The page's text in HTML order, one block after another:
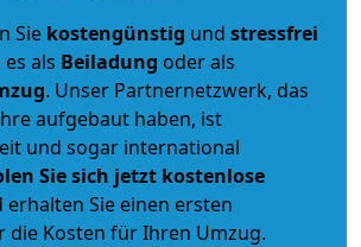
Sie kostengünstig und stressfrei
es als Beiladung oder als
. Unser Partnernetzwerk, das
aufgebaut haben, ist
und sogar international
Sie sich jetzt kostenlose
erhalten Sie einen ersten
die Kosten für Ihren Umzug.